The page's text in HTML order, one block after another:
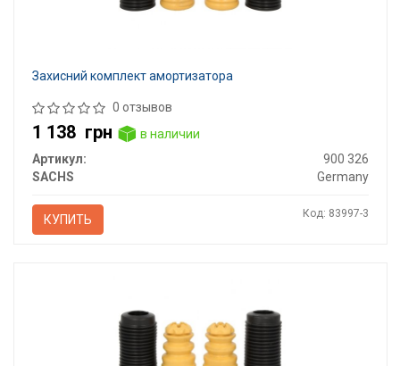
Захисний комплект амортизатора
0 отзывов
1 138 грн
в наличии
Артикул:
900 326
SACHS
Germany
КУПИТЬ Код: 83997-3